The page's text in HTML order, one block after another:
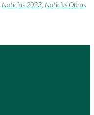
Noticias 2023, Noticias Obras